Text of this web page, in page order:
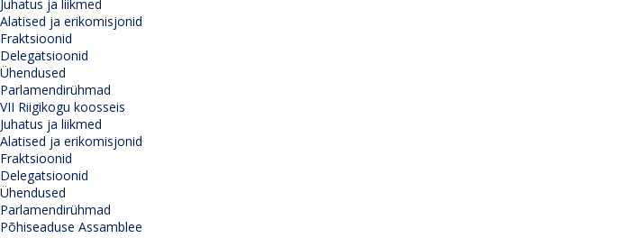
Juhatus ja liikmed
Alatised ja erikomisjonid
Fraktsioonid
Delegatsioonid
Ühendused
Parlamendirühmad
VII Riigikogu koosseis
Juhatus ja liikmed
Alatised ja erikomisjonid
Fraktsioonid
Delegatsioonid
Ühendused
Parlamendirühmad
Põhiseaduse Assamblee